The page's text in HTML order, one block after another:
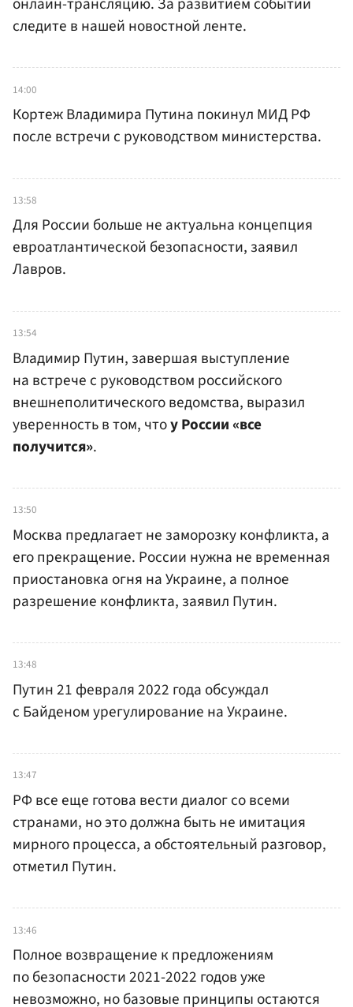
следите в нашей новостной ленте.
14:00
Кортеж Владимира Путина покинул МИД РФ
после встречи с руководством министерства.
13:58
Для России больше не актуальна концепция
евроатлантической безопасности, заявил
Лавров.
13:54
Владимир Путин, завершая выступление
на встрече с руководством российского
внешнеполитического ведомства, выразил
уверенность в том, чтоу России «все
получится».
13:50
Москва предлагает не заморозку конфликта, а
его прекращение. России нужна не временная
приостановка огня на Украине, а полное
разрешение конфликта, заявил Путин.
13:48
Путин 21 февраля 2022 года обсуждал
с Байденом урегулирование на Украине.
13:47
РФ все еще готова вести диалог со всеми
странами, но это должна быть не имитация
мирного процесса, а обстоятельный разговор,
отметил Путин.
13:46
Полное возвращение к предложениям
по безопасности 2021-2022 годов уже
невозможно, но базовые принципы остаются